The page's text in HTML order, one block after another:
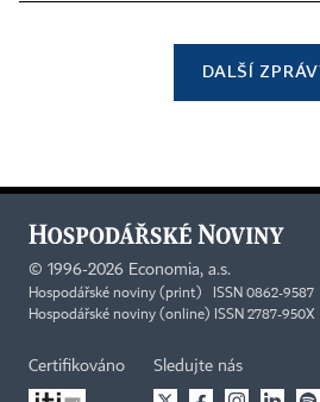
DALŠÍ
© 1996-2026 Economia, a.s.
Hospodářské noviny (print) ISSN 0862-9587
Hospodářské noviny (online) ISSN 2787-950X
Certifikováno Sledujte nás